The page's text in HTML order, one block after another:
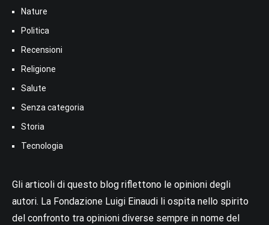
Nature
Politica
Recensioni
Religione
Salute
Senza categoria
Storia
Tecnologia
Gli articoli di questo blog riflettono le opinioni degli
autori. La Fondazione Luigi Einaudi li ospita nello spirito
del confronto tra opinioni diverse sempre in nome del